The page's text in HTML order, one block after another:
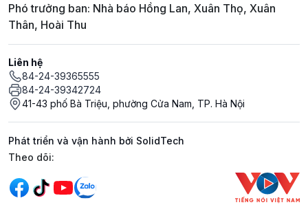
Phó trưởng ban: Nhà báo Hồng Lan, Xuân Thọ, Xuân
Thân, Hoài Thu
Liên hệ
84-24-39365555
84-24-39342724
41-43 phố Bà Triệu, phường Cửa Nam, TP. Hà Nội
Phát triển và vận hành bởi SolidTech
Mạng xã hội
Theo dõi: